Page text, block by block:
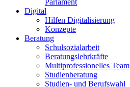
Parlament
Digital
Hilfen Digitalisierung
Konzepte
Beratung
Schulsozialarbeit
Beratungslehrkräfte
Multiprofessionelles Team
Studienberatung
Studien- und Berufswahl